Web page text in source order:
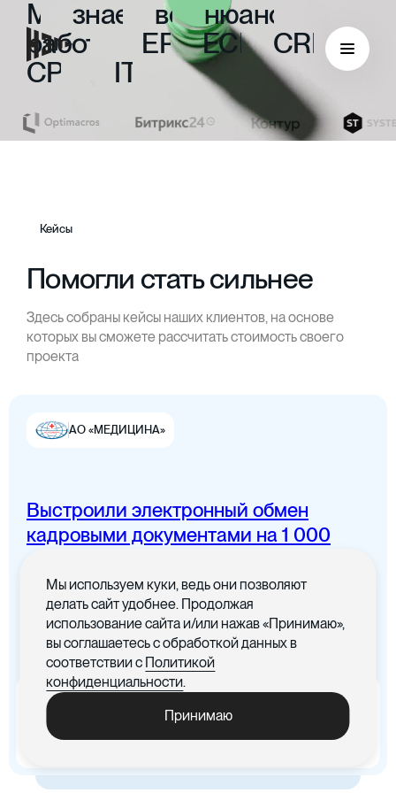
Мы знаем все
нюансы
работы
ERP,ECM, CRM,
CPM
ITIL
ECM
Цифровая канцелярия
Цифровые договоры
Цифровая бухгалтерия
Кейсы
Помогли стать сильнее
Здесь собраны кейсы наших клиентов, на основе
которых вы сможете рассчитать стоимость своего
проекта
АО «МЕДИЦИНА»
Выстроили электронный обмен
кадровыми документами на 1 000
Все документы в одном месте с
понятным интерфейсом
x5
Ускорились процедуры
обработки документов
-30%
издержки, связанные с печатью
Мы используем куки, ведь они позволяют
делать сайт удобнее. Продолжая
использование сайта и/или нажав «Принимаю»,
вы соглашаетесь с обработкой данных в
соответствии с Политикой
конфиденциальности.
Принимаю